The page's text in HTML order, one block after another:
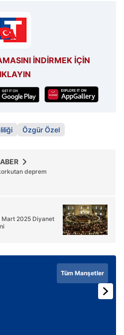
İNDİRMEK İÇİN
Özgür Özel
deprem
Mart 2025 Diyanet
Tüm Manşetler